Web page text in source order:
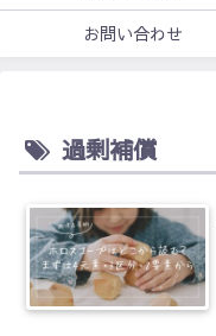
お問い合わせ
過剰補償